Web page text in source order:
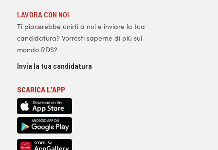
LAVORA CON NOI
Ti piacerebbe unirti a noi e inviare la tua
candidatura? Vorresti saperne di più sul
mondo RDS?
Invia la tua candidatura
SCARICA L'APP